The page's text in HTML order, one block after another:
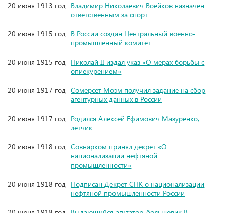
20 июня 1913 год Владимир Николаевич Воейков назначен
ответственным за спорт
20 июня 1915 год В России создан Центральный военно-
промышленный комитет
20 июня 1915 год Николай II издал указ «О мерах борьбы с
опиекурением»
20 июня 1917 год Сомерсет Моэм получил задание на сбор
агентурных данных в России
20 июня 1917 год Родился Алексей Ефимович Мазуренко,
лётчик
20 июня 1918 год Совнарком принял декрет «О
национализации нефтяной
промышленности»
20 июня 1918 год Подписан Декрет СНК о национализации
нефтяной промышленности России